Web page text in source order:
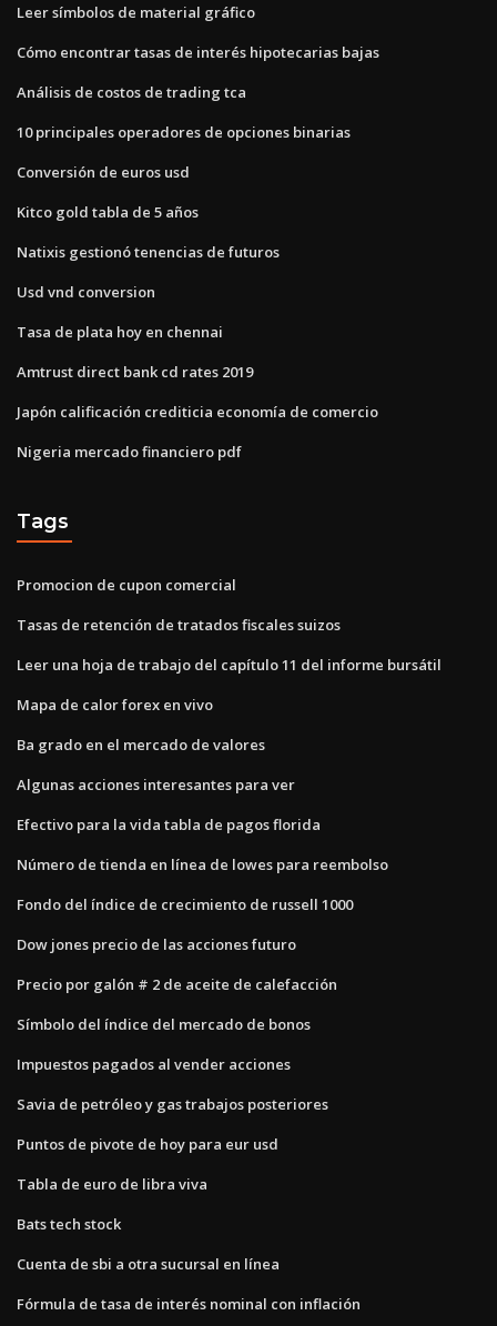
Leer símbolos de material gráfico
Cómo encontrar tasas de interés hipotecarias bajas
Análisis de costos de trading tca
10 principales operadores de opciones binarias
Conversión de euros usd
Kitco gold tabla de 5 años
Natixis gestionó tenencias de futuros
Usd vnd conversion
Tasa de plata hoy en chennai
Amtrust direct bank cd rates 2019
Japón calificación crediticia economía de comercio
Nigeria mercado financiero pdf
Tags
Promocion de cupon comercial
Tasas de retención de tratados fiscales suizos
Leer una hoja de trabajo del capítulo 11 del informe bursátil
Mapa de calor forex en vivo
Ba grado en el mercado de valores
Algunas acciones interesantes para ver
Efectivo para la vida tabla de pagos florida
Número de tienda en línea de lowes para reembolso
Fondo del índice de crecimiento de russell 1000
Dow jones precio de las acciones futuro
Precio por galón # 2 de aceite de calefacción
Símbolo del índice del mercado de bonos
Impuestos pagados al vender acciones
Savia de petróleo y gas trabajos posteriores
Puntos de pivote de hoy para eur usd
Tabla de euro de libra viva
Bats tech stock
Cuenta de sbi a otra sucursal en línea
Fórmula de tasa de interés nominal con inflación